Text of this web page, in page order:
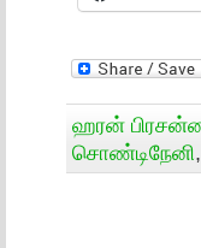
ஹரன்
சொண்டிநேனி,